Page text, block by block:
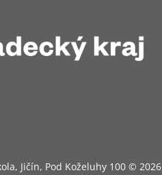
Jičín, Pod Koželuhy 100 © 2026